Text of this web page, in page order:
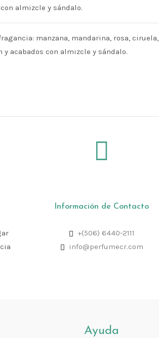
almizcle y sándalo.
manzana, mandarina, rosa, ciruela,
y acabados con almizcle y sándalo.
Información de Contacto
+(506) 6440-2111
info@perfumecr.com
Ayuda